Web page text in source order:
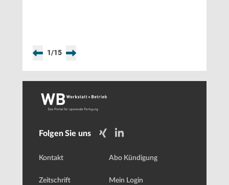
1/15
Folgen Sie uns
Kontakt
Zeitschrift
Abo Kündigung
Mein Login